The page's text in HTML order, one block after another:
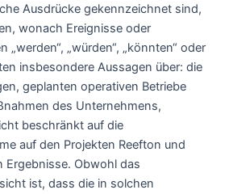
Ausdrücke gekennzeichnet sind,
wonach Ereignisse oder
„werden“, „würden“, „könnten“ oder
insbesondere Aussagen über: die
geplanten operativen Betriebe
des Unternehmens,
beschränkt auf die
auf den Projekten Reefton und
Ergebnisse. Obwohl das
ist, dass die in solchen